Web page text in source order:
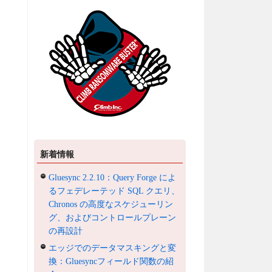
新着情報
Gluesync 2.2.10：Query Forge によ
るフェデレーテッド SQL クエリ、
Chronos の高度なスケジューリン
グ、およびコントロールプレーン
の再設計
エッジでのデータマスキングと変
換：Gluesyncフィールド関数の紹